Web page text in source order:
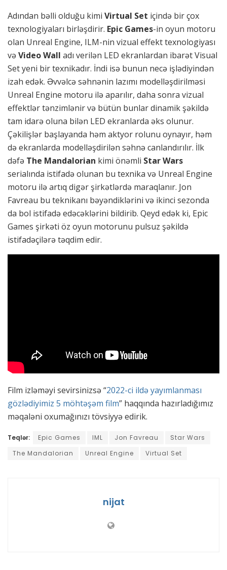
Adından bəlli olduğu kimi Virtual Set içində bir çox
texnologiyaları birləşdirir. Epic Games-in oyun motoru
olan Unreal Engine, ILM-nin vizual effekt texnologiyası
və Video Wall adı verilən LED ekranlardan ibarət Visual
Set yeni bir texnikadır. İndi isə bunun necə işlədiyindən
izah edək. Əvvəlcə səhnənin lazımı modelləşdirilməsi
Unreal Engine motoru ilə aparılır, daha sonra vizual
effektlər tənzimlənir və bütün bunlar dinamik şəkildə
tam idarə oluna bilən LED ekranlarda əks olunur.
Çəkilişlər başlayanda həm aktyor rolunu oynayır, həm
də ekranlarda modelləşdirilən səhnə canlandırılır. İlk
dəfə The Mandalorian kimi önəmli Star Wars
serialında istifadə olunan bu texnika və Unreal Engine
motoru ilə artıq digər şirkətlərdə maraqlanır. Jon
Favreau bu teknikanı bəyəndiklərini və ikinci sezonda
da bol istifadə edəcəklərini bildirib. Qeyd edək ki, Epic
Games şirkəti öz oyun motorunu pulsuz şəkildə
istifadəçilərə təqdim edir.
Film izləməyi sevirsinizsə “2022-ci ildə yayımlanması
gözlədiyimiz 5 möhtəşəm film” haqqında hazırladığımız
məqaləni oxumağınızı tövsiyyə edirik.
Teqlər: Epic Games IML Jon Favreau
Star Wars
The Mandalorian
Unreal Engine Virtual Set
nijat